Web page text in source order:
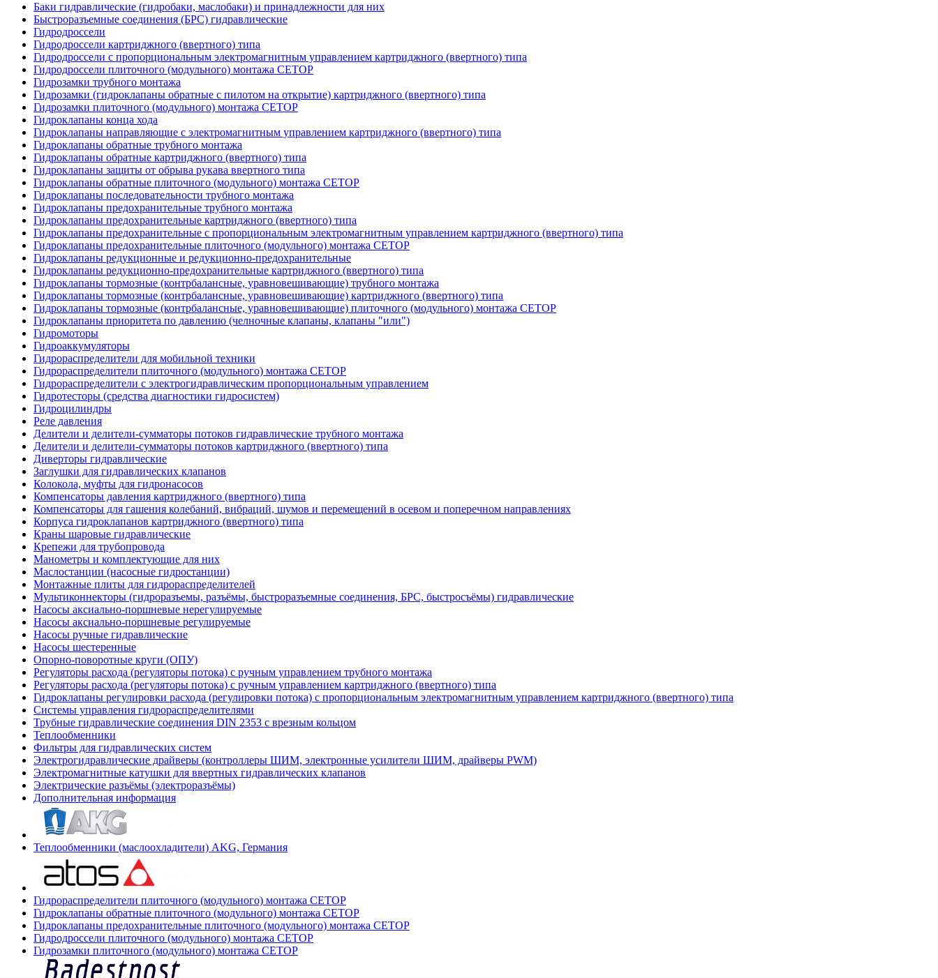
Баки гидравлические (гидробаки, маслобаки) и принадлежности для них
Быстроразъемные соединения (БРС) гидравлические
Гидродроссели
Гидродроссели картриджного (ввертного) типа
Гидродроссели с пропорциональным электромагнитным управлением картриджного (ввертного) типа
Гидродроссели плиточного (модульного) монтажа CETOP
Гидрозамки трубного монтажа
Гидрозамки (гидроклапаны обратные с пилотом на открытие) картриджного (ввертного) типа
Гидрозамки плиточного (модульного) монтажа CETOP
Гидроклапаны конца хода
Гидроклапаны направляющие с электромагнитным управлением картриджного (ввертного) типа
Гидроклапаны обратные трубного монтажа
Гидроклапаны обратные картриджного (ввертного) типа
Гидроклапаны защиты от обрыва рукава ввертного типа
Гидроклапаны обратные плиточного (модульного) монтажа CETOP
Гидроклапаны последовательности трубного монтажа
Гидроклапаны предохранительные трубного монтажа
Гидроклапаны предохранительные картриджного (ввертного) типа
Гидроклапаны предохранительные с пропорциональным электромагнитным управлением картриджного (ввертного) типа
Гидроклапаны предохранительные плиточного (модульного) монтажа CETOP
Гидроклапаны редукционные и редукционно-предохранительные
Гидроклапаны редукционно-предохранительные картриджного (ввертного) типа
Гидроклапаны тормозные (контрбалансные, уравновешивающие) трубного монтажа
Гидроклапаны тормозные (контрбалансные, уравновешивающие) картриджного (ввертного) типа
Гидроклапаны тормозные (контрбалансные, уравновешивающие) плиточного (модульного) монтажа CETOP
Гидроклапаны приоритета по давлению (челночные клапаны, клапаны "или")
Гидромоторы
Гидроаккумуляторы
Гидрораспределители для мобильной техники
Гидрораспределители плиточного (модульного) монтажа СЕТОР
Гидрораспределители с электрогидравлическим пропорциональным управлением
Гидротесторы (средства диагностики гидросистем)
Гидроцилиндры
Реле давления
Делители и делители-сумматоры потоков гидравлические трубного монтажа
Делители и делители-сумматоры потоков картриджного (ввертного) типа
Диверторы гидравлические
Заглушки для гидравлических клапанов
Колокола, муфты для гидронасосов
Компенсаторы давления картриджного (ввертного) типа
Компенсаторы для гашения колебаний, вибраций, шумов и перемещений в осевом и поперечном направлениях
Корпуса гидроклапанов картриджного (ввертного) типа
Краны шаровые гидравлические
Крепежи для трубопровода
Манометры и комплектующие для них
Маслостанции (насосные гидростанции)
Монтажные плиты для гидрораспределителей
Мультиконнекторы (гидроразъемы, разъёмы, быстроразъемные соединения, БРС, быстросъёмы) гидравлические
Насосы аксиально-поршневые нерегулируемые
Насосы аксиально-поршневые регулируемые
Насосы ручные гидравлические
Насосы шестеренные
Опорно-поворотные круги (ОПУ)
Регуляторы расхода (регуляторы потока) с ручным управлением трубного монтажа
Регуляторы расхода (регуляторы потока) с ручным управлением картриджного (ввертного) типа
Гидроклапаны регулировки расхода (регулировки потока) с пропорциональным электромагнитным управлением картриджного (ввертного) типа
Системы управления гидрораспределителями
Трубные гидравлические соединения DIN 2353 с врезным кольцом
Теплообменники
Фильтры для гидравлических систем
Электрогидравлические драйверы (контроллеры ШИМ, электронные усилители ШИМ, драйверы PWM)
Электромагнитные катушки для ввертных гидравлических клапанов
Электрические разъёмы (электроразъёмы)
Дополнительная информация
Теплообменники (маслоохладители) AKG, Германия
Гидрораспределители плиточного (модульного) монтажа СЕТОР
Гидроклапаны обратные плиточного (модульного) монтажа CETOP
Гидроклапаны предохранительные плиточного (модульного) монтажа CETOP
Гидродроссели плиточного (модульного) монтажа CETOP
Гидрозамки плиточного (модульного) монтажа CETOP